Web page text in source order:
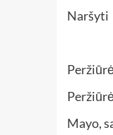
Naršyti
Mayo,